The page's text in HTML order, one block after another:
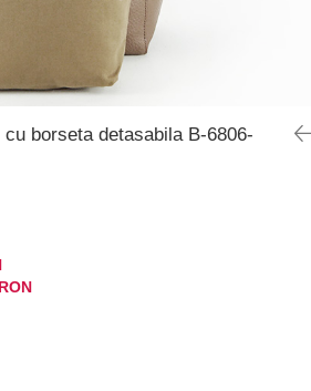
borseta detasabila B-6806-
RON